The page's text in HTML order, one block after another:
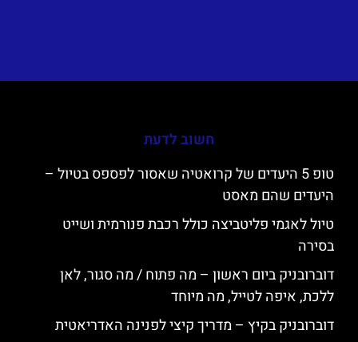
חשוב לדעת
טופ 5 היעדים של קרואטיה שאסור לפספס בטיול –
היעדים שהם מאסט
טיול לאגמי פליטביצה כולל רכבת פנורמית ושייט
בסירה
דוברובניק ביום ראשון – מה פתוח / מה סגור, לאן
ללכת, איפה לטייל, מה מיוחד
דוברובניק בקיץ – מדריך קיצי לפנינה האדריאטית